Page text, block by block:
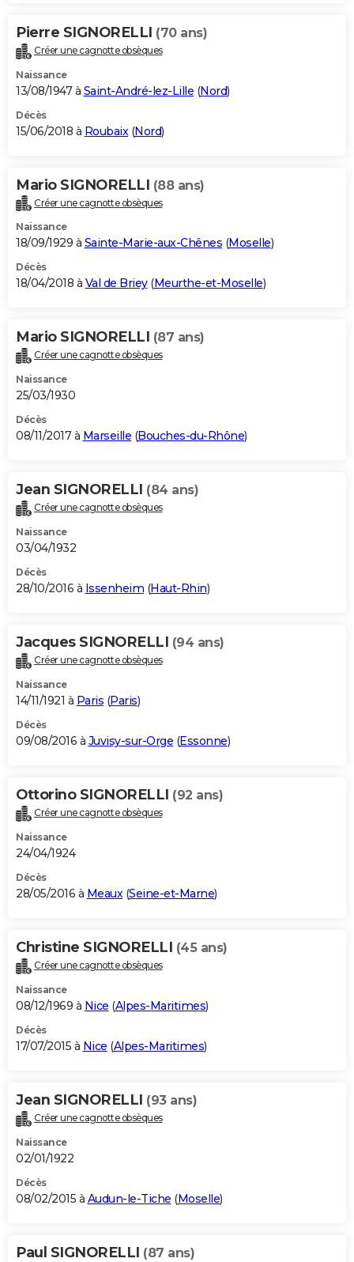
Pierre SIGNORELLI (70 ans)
Créer une cagnotte obsèques
Naissance
13/08/1947 à Saint-André-lez-Lille (Nord)
Décès
15/06/2018 à Roubaix (Nord)
Mario SIGNORELLI (88 ans)
Créer une cagnotte obsèques
Naissance
18/09/1929 à Sainte-Marie-aux-Chênes (Moselle)
Décès
18/04/2018 à Val de Briey(Meurthe-et-Moselle)
Mario SIGNORELLI (87 ans)
Créer une cagnotte obsèques
Naissance
25/03/1930
Décès
08/11/2017 à Marseille (Bouches-du-Rhône)
Jean SIGNORELLI (84 ans)
Créer une cagnotte obsèques
Naissance
03/04/1932
Décès
28/10/2016 à Issenheim (Haut-Rhin)
Jacques SIGNORELLI (94 ans)
Créer une cagnotte obsèques
Naissance
14/11/1921 à Paris (Paris)
Décès
09/08/2016 à Juvisy-sur-Orge (Essonne)
Ottorino SIGNORELLI (92 ans)
Créer une cagnotte obsèques
Naissance
24/04/1924
Décès
28/05/2016 à Meaux(Seine-et-Marne)
Christine SIGNORELLI (45 ans)
Créer une cagnotte obsèques
Naissance
08/12/1969 à Nice (Alpes-Maritimes)
Décès
17/07/2015 à Nice (Alpes-Maritimes)
Jean SIGNORELLI (93 ans)
Créer une cagnotte obsèques
Naissance
02/01/1922
Décès
08/02/2015 à Audun-le-Tiche (Moselle)
Paul SIGNORELLI (87 ans)